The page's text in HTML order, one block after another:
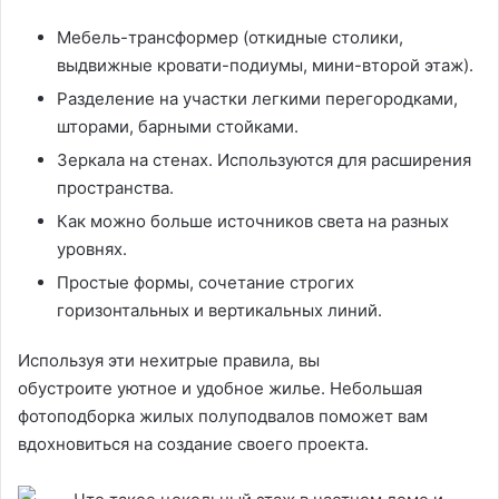
Мебель-трансформер (откидные столики,
выдвижные кровати-подиумы, мини-второй этаж).
Разделение на участки легкими перегородками,
шторами, барными стойками.
Зеркала на стенах. Используются для расширения
пространства.
Как можно больше источников света на разных
уровнях.
Простые формы, сочетание строгих
горизонтальных и вертикальных линий.
Используя эти нехитрые правила, вы
обустроите уютное и удобное жилье. Небольшая
фотоподборка жилых полуподвалов поможет вам
вдохновиться на создание своего проекта.